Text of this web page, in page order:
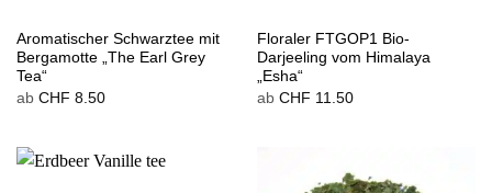
Aromatischer Schwarztee mit
Bergamotte „The Earl Grey
Tea“
ab CHF 8.50
Floraler FTGOP1 Bio-
Darjeeling vom Himalaya
„Esha“
ab CHF 11.50